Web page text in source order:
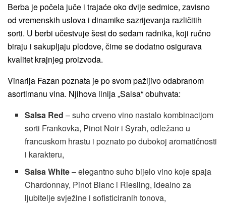
Berba je počela juče i trajaće oko dvije sedmice, zavisno
od vremenskih uslova i dinamike sazrijevanja različitih
sorti. U berbi učestvuje šest do sedam radnika, koji ručno
biraju i sakupljaju plodove, čime se dodatno osigurava
kvalitet krajnjeg proizvoda.
Vinarija Fazan poznata je po svom pažljivo odabranom
asortimanu vina. Njihova linija „Salsa“ obuhvata:
Salsa Red – suho crveno vino nastalo kombinacijom
sorti Frankovka, Pinot Noir i Syrah, odležano u
francuskom hrastu i poznato po dubokoj aromatičnosti
i karakteru,
Salsa White– elegantno suho bijelo vino koje spaja
Chardonnay, Pinot Blanc i Riesling, idealno za
ljubitelje svježine i sofisticiranih tonova,